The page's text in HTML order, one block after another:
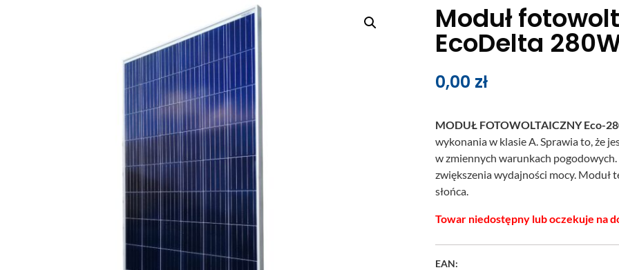
Moduł
EcoDelta
0,00 zł
MODUŁ FOTOWOLTAICZNY Eco-
wykonania w klasie A. Sprawia to, że
w zmiennych warunkach
zwiększenia wydajności mocy.
słońca.
Towar niedostępny lub oczekuje na
EAN: